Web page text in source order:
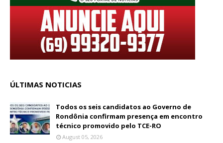
ÚLTIMAS NOTICIAS
Todos os seis candidatos ao Governo de
Rondônia confirmam presença em encontro
técnico promovido pelo TCE-RO
August 05, 2026